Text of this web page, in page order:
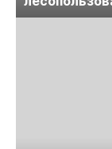
обсудят на